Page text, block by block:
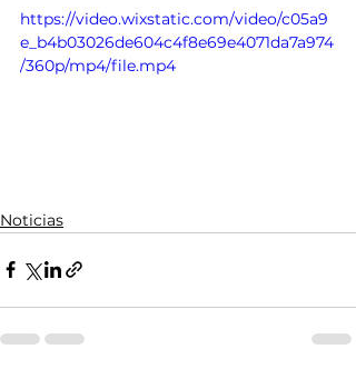
https://video.wixstatic.com/video/c05a9
e_b4b03026de604c4f8e69e4071da7a974
/360p/mp4/file.mp4
Noticias